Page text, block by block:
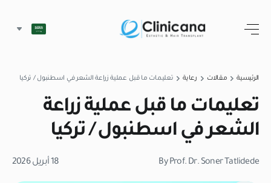
الرئيسية مقالات رعاية تعليمات ما قبل عملية زراعة الشعر في اسطنبول / تركيا
تعليمات ما قبل عملية زراعة
الشعر في اسطنبول / تركيا
By Prof. Dr. Soner Tatlidede 18 أبريل 2026